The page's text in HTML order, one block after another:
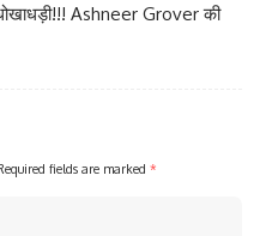
Ashneer Grover की
fields are marked *